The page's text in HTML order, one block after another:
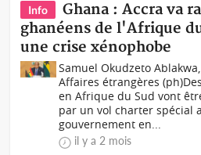
Info
Ghana : Accra va
ghanéens de l'Afrique
une crise xénophobe
Samuel Okudzeto
Affaires étrangères
en Afrique du Sud vont
par un vol charter spécial
gouvernement en...
il y a 2 mois